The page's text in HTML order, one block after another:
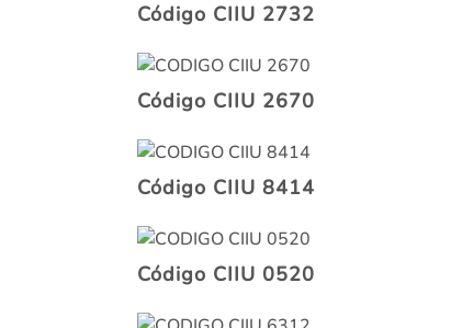
Código CIIU 2732
Código CIIU 2670
Código CIIU 8414
Código CIIU 0520